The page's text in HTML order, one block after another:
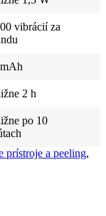
vibrácií za
2 h
po 10
prístroje a peeling,